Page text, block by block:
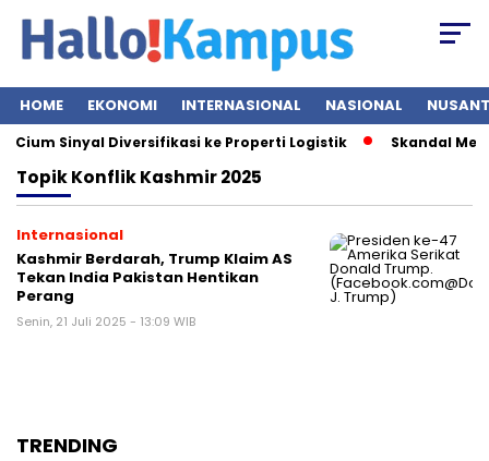
HOME EKONOMI INTERNASIONAL NASIONAL
Cium Sinyal Diversifikasi ke Properti Logistik Skandal
TopikKonflik Kashmir 2025
Internasional
Kashmir Berdarah, Trump Klaim AS
Tekan India Pakistan Hentikan
Perang
Senin, 21 Juli 2025 - 13:09 WIB
TRENDING